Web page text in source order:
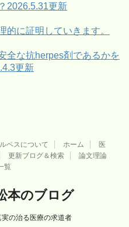
2026.5.31更新
的に証明していきます。
全な抗herpes剤であるかを
更新
ペスについて ホーム
医
更新ブログ＆検索
論文理論
覧
本のブログ
の治る医療の求道者